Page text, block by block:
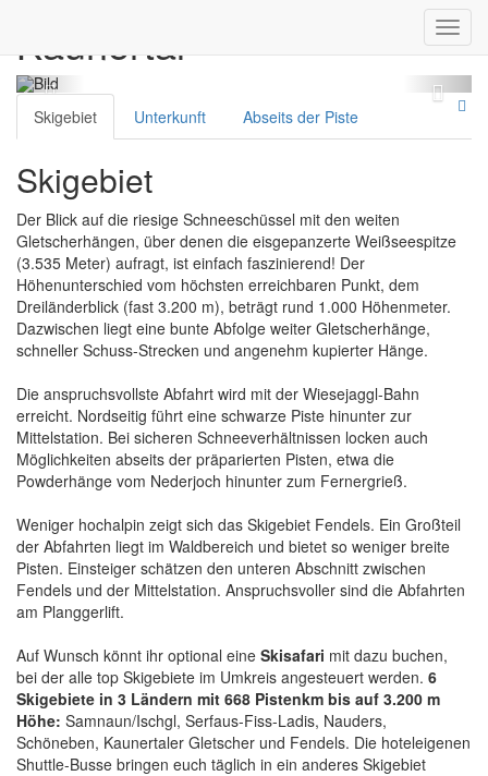
Kaunertal
Skigebiet Unterkunft Abseits der Piste
Skigebiet
Der Blick auf die riesige Schneeschüssel mit den weiten
Gletscherhängen, über denen die eisgepanzerte Weißseespitze
(3.535 Meter) aufragt, ist einfach faszinierend! Der
Höhenunterschied vom höchsten erreichbaren Punkt, dem
Dreiländerblick (fast 3.200 m), beträgt rund 1.000 Höhenmeter.
Dazwischen liegt eine bunte Abfolge weiter Gletscherhänge,
schneller Schuss-Strecken und angenehm kupierter Hänge.
Die anspruchsvollste Abfahrt wird mit der Wiesejaggl-Bahn
erreicht. Nordseitig führt eine schwarze Piste hinunter zur
Mittelstation. Bei sicheren Schneeverhältnissen locken auch
Möglichkeiten abseits der präparierten Pisten, etwa die
Powderhänge vom Nederjoch hinunter zum Fernergrieß.
Weniger hochalpin zeigt sich das Skigebiet Fendels. Ein Großteil
der Abfahrten liegt im Waldbereich und bietet so weniger breite
Pisten. Einsteiger schätzen den unteren Abschnitt zwischen
Fendels und der Mittelstation. Anspruchsvoller sind die Abfahrten
am Planggerlift.
Auf Wunsch könnt ihr optional eine Skisafari mit dazu buchen,
bei der alle top Skigebiete im Umkreis angesteuert werden. 6
Skigebiete in 3 Ländern mit 668 Pistenkm bis auf 3.200 m
Höhe: Samnaun/Ischgl, Serfaus-Fiss-Ladis, Nauders,
Schöneben, Kaunertaler Gletscher und Fendels. Die hoteleigenen
Shuttle-Busse bringen euch täglich in ein anderes Skigebiet